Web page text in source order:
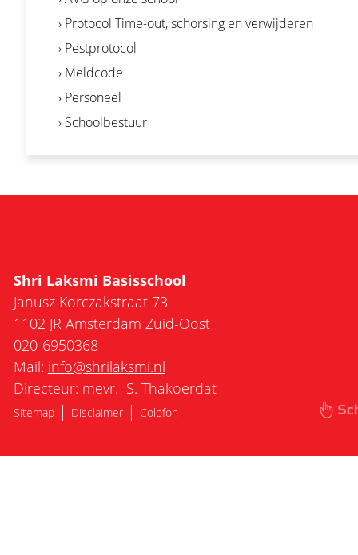
› Protocol Time-out, schorsing en verwijderen
› Pestprotocol
› Meldcode
› Personeel
› Schoolbestuur
Shri Laksmi Basisschool
Janusz Korczakstraat 73
1102 JR Amsterdam Zuid-Oost
020-6950368
Mail: info@shrilaksmi.nl
Directeur: mevr. S. Thakoerdat
Sitemap| Disclaimer| Colofon